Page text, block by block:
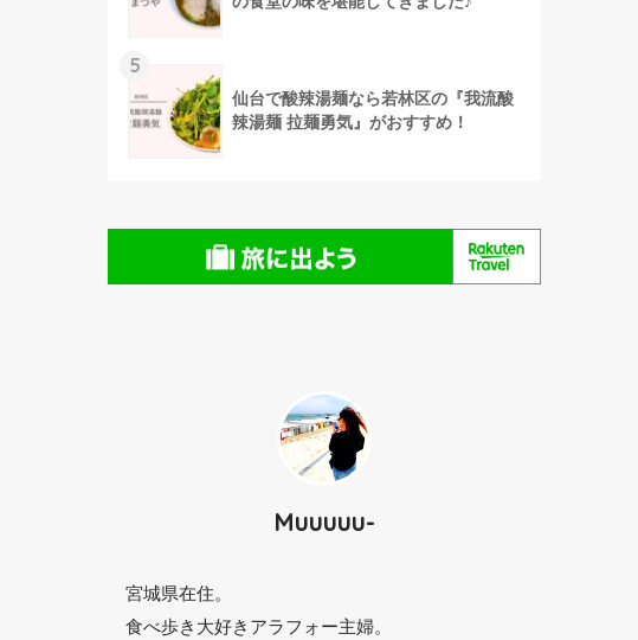
5
仙台で酸辣湯麺なら若林区の『我流酸
辣湯麺 拉麺勇気』がおすすめ！
Muuuuu-
宮城県在住。
食べ歩き大好きアラフォー主婦。